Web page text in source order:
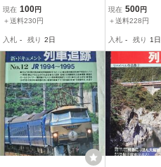
7年5月号 特集 ２２１系か
ら２２７系まで ＪＲ西
現在 100円
＋送料230円
入札 - 残り 2日
ournal 1977
6802】260802
現在 500円
＋送料228円
入札 - 残り 1日